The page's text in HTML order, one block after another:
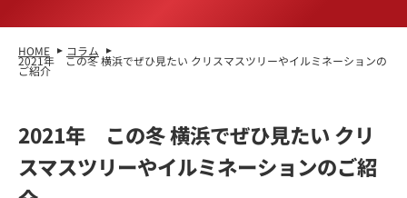
HOME コラム
2021年 この冬 横浜でぜひ見たい クリスマスツリーやイルミネーションの
ご紹介
2021年 この冬 横浜でぜひ見たい クリ
スマスツリーやイルミネーションのご紹